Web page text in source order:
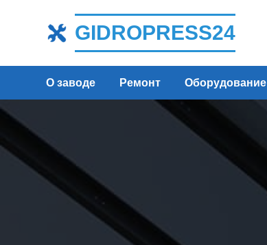
GIDROPRESS24
О заводе Ремонт Оборудование